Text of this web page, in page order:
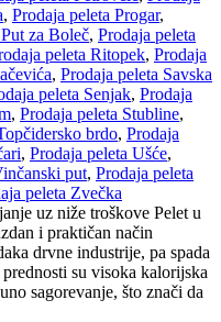
, Prodaja peleta Progar,
za Boleč, Prodaja peleta
peleta Ritopek, Prodaja
, Prodaja peleta Savska
peleta Senjak, Prodaja
, Prodaja peleta Stubline,
brdo, Prodaja
, Prodaja peleta Ušće,
put, Prodaja peleta
peleta Zvečka
uz niže troškove Pelet u
i praktičan način
drvne industrije, pa spada
su visoka kalorijska
sagorevanje, što znači da